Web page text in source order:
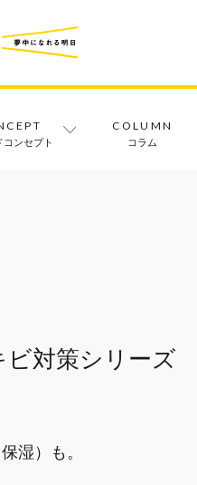
コンセプト
COLUMN
コラム
ビ対策シリーズ
湿）も。